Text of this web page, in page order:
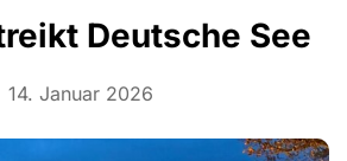
Deutsche See
14. Januar 2026